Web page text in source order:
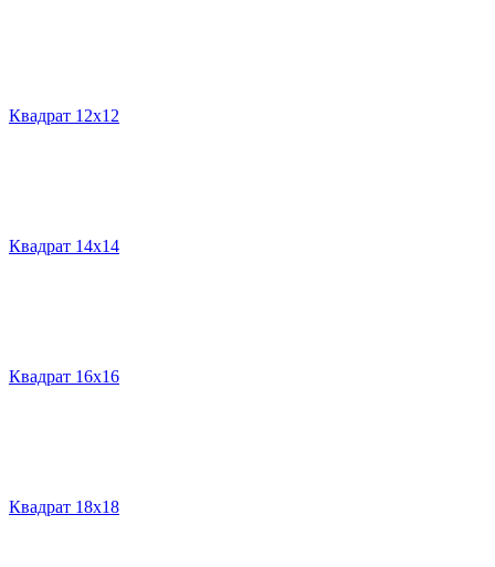
Квадрат 12х12
Квадрат 14х14
Квадрат 16х16
Квадрат 18х18